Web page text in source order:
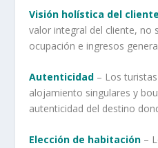
Visión holística del cliente
valor integral del cliente, no
ocupación e ingresos
Autenticidad – Los
alojamiento singulares y
autenticidad del destino
Elección de habitación –